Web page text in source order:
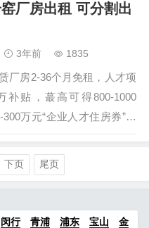
议。交通便捷，距离嘉善南
钟车程、嘉善西塘收费站
高速口）仅需5分钟。大量
厂房出租 可分割出
3年前 1835
厂房2-36个月免租，人才项
补贴，蕞高可得800-1000
万元“企业人才住房券”，
设备补贴蕞高3000万元，具
议。交通便捷，距离嘉善南
钟车程、嘉善西塘收费站
资源可供选择 欢迎来访考
下页 尾页
闵行 青浦 浦东 宝山
金